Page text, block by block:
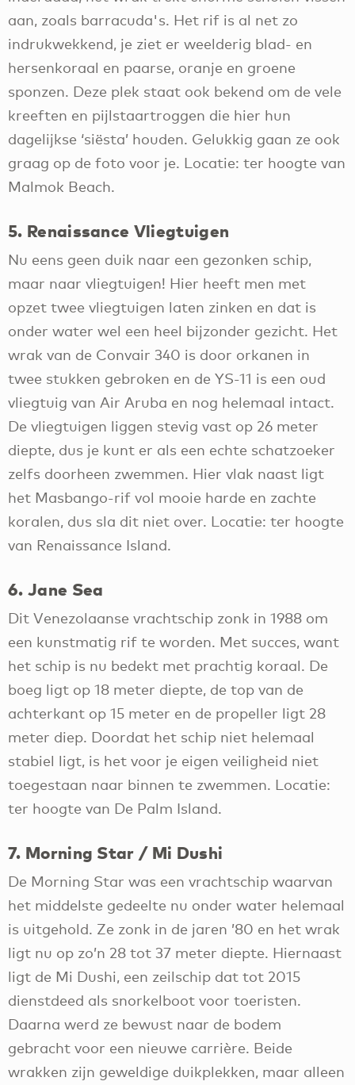
aan, zoals barracuda's. Het rif is al net zo
indrukwekkend, je ziet er weelderig blad- en
hersenkoraal en paarse, oranje en groene
sponzen. Deze plek staat ook bekend om de vele
kreeften en pijlstaartroggen die hier hun
dagelijkse ‘siësta’ houden. Gelukkig gaan ze ook
graag op de foto voor je. Locatie: ter hoogte van
Malmok Beach.
5. Renaissance Vliegtuigen
Nu eens geen duik naar een gezonken schip,
maar naar vliegtuigen! Hier heeft men met
opzet twee vliegtuigen laten zinken en dat is
onder water wel een heel bijzonder gezicht. Het
wrak van de Convair 340 is door orkanen in
twee stukken gebroken en de YS-11 is een oud
vliegtuig van Air Aruba en nog helemaal intact.
De vliegtuigen liggen stevig vast op 26 meter
diepte, dus je kunt er als een echte schatzoeker
zelfs doorheen zwemmen. Hier vlak naast ligt
het Masbango-rif vol mooie harde en zachte
koralen, dus sla dit niet over. Locatie: ter hoogte
van Renaissance Island.
6. Jane Sea
Dit Venezolaanse vrachtschip zonk in 1988 om
een kunstmatig rif te worden. Met succes, want
het schip is nu bedekt met prachtig koraal. De
boeg ligt op 18 meter diepte, de top van de
achterkant op 15 meter en de propeller ligt 28
meter diep. Doordat het schip niet helemaal
stabiel ligt, is het voor je eigen veiligheid niet
toegestaan naar binnen te zwemmen. Locatie:
ter hoogte van De Palm Island.
7. Morning Star / Mi Dushi
De Morning Star was een vrachtschip waarvan
het middelste gedeelte nu onder water helemaal
is uitgehold. Ze zonk in de jaren ’80 en het wrak
ligt nu op zo’n 28 tot 37 meter diepte. Hiernaast
ligt de Mi Dushi, een zeilschip dat tot 2015
dienstdeed als snorkelboot voor toeristen.
Daarna werd ze bewust naar de bodem
gebracht voor een nieuwe carrière. Beide
wrakken zijn geweldige duikplekken, maar alleen